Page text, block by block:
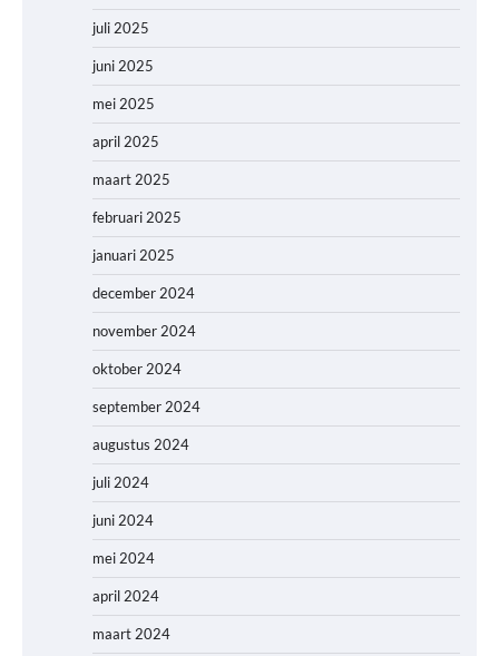
juli 2025
juni 2025
mei 2025
april 2025
maart 2025
februari 2025
januari 2025
december 2024
november 2024
oktober 2024
september 2024
augustus 2024
juli 2024
juni 2024
mei 2024
april 2024
maart 2024